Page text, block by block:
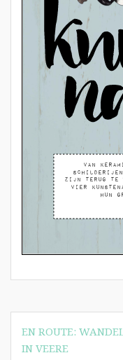
Bericht
navigatie
EN ROUTE:
IN VEERE